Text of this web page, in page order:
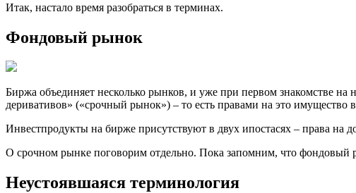
Итак, настало время разобраться в терминах.
Фондовый рынок
Биржа объединяет несколько рынков, и уже при первом знакомстве
деривативов» («срочный рынок») – то есть правами на это имущество
Инвестпродукты на бирже присутствуют в двух ипостасях – права на
О срочном рынке поговорим отдельно. Пока запомним, что фондовый
Неустоявшаяся терминология